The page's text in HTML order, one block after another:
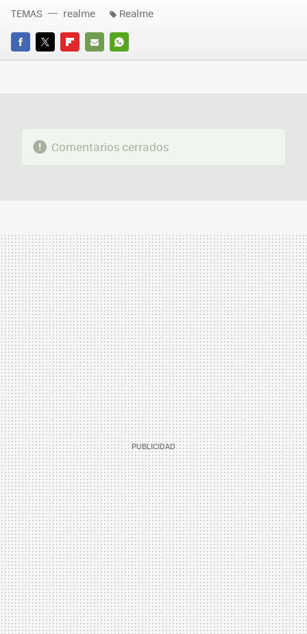
FACEBOOK
TWITTERFLIPBOARD
E-
WHATSAPP
TEMAS realme Realme
Comentarios cerrados